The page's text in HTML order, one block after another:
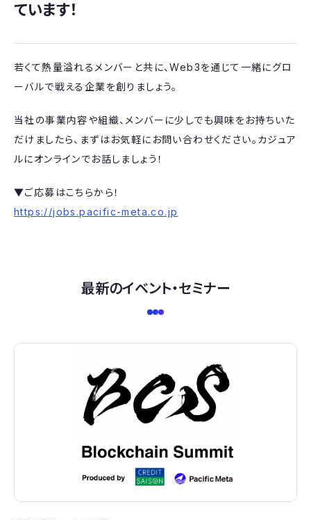
ています！
若くて熱量溢れるメンバーと共に、Web3を通じて一緒にグロ
ーバルで戦える企業を創りましょう。
当社の事業内容や組織、メンバーに少しでも興味をお持ちいた
だけましたら、まずはお気軽にお問い合わせください。カジュア
ルにオンラインでお話しましょう！
▼ご応募はこちらから！
https://jobs.pacific-meta.co.jp
最新のイベント・セミナー